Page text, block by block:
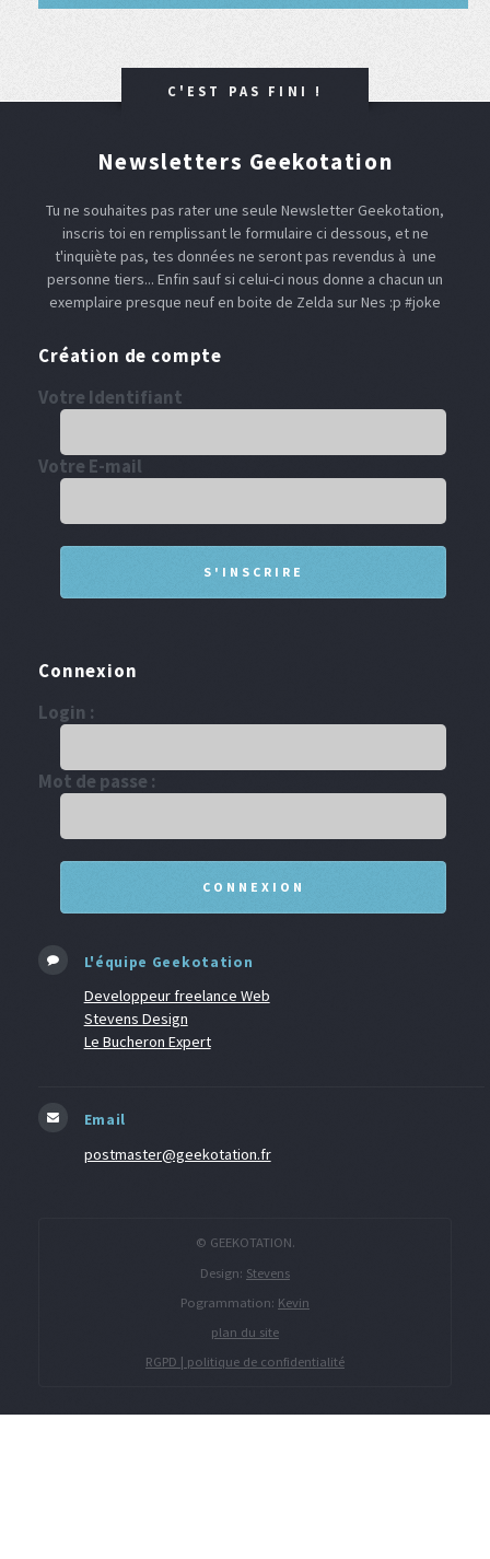
C'EST PAS FINI !
Newsletters Geekotation
Tu ne souhaites pas rater une seule Newsletter Geekotation,
inscris toi en remplissant le formulaire ci dessous, et ne
t'inquiète pas, tes données ne seront pas revendus à une
personne tiers... Enfin sauf si celui-ci nous donne a chacun un
exemplaire presque neuf en boite de Zelda sur Nes :p #joke
Création de compte
Votre Identifiant
Votre E-mail
Connexion
Login :
Mot de passe :
L'équipe Geekotation
Developpeur freelance Web
Stevens Design
Le Bucheron Expert
Email
postmaster@geekotation.fr
© GEEKOTATION.
Design: Stevens
Pogrammation: Kevin
plan du site
RGPD | politique de confidentialité